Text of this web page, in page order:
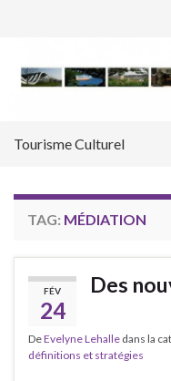
Tourisme Culturel
TAG: MÉDIATION
FÉV
24
Des
DeEvelyne Lehalle dans la
définitions et stratégies